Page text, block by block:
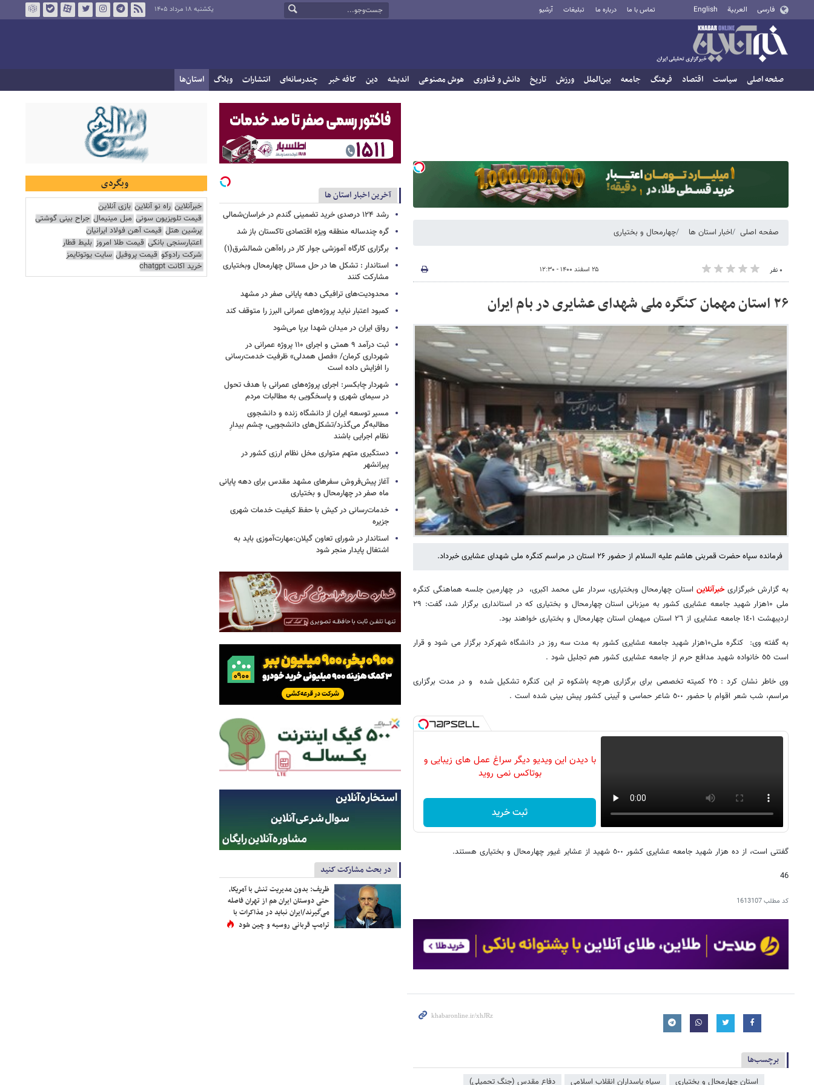
فارسی العربية English تماس با ما درباره ما تبلیغات آرشیو یکشنبه ۱۸ مرداد ۱۴۰۵
صفحه اصلی سیاست اقتصاد فرهنگ جامعه بین‌الملل ورزش تاریخ دانش و فناوری هوش مصنوعی اندیشه دین کافه خبر چندرسانه‌ای انتشارات وبلاگ استان‌ها
صفحه اصلی اخبار استان ها چهارمحال و بختیاری
۰ نفر ۲۵ اسفند ۱۴۰۰ - ۱۲:۳۰
۲۶ استان مهمان کنگره ملی شهدای عشایری در بام ایران
فرمانده سپاه حضرت قمربنی هاشم علیه السلام از حضور ۲۶ استان در مراسم کنگره ملی شهدای عشایری خبرداد.
به گزارش خبرگزاریخبرآنلاین استان چهارمحال وبختیاری، سردار علی محمد اکبری، در چهارمین جلسه هماهنگی کنگره
ملی ۱۰هزار شهید جامعه عشایری کشور به میزبانی استان چهارمحال و بختیاری که در استانداری برگزار شد، گفت: ٢٩
اردیبهشت ١٤٠١ جامعه عشایری از ٢٦ استان میهمان استان چهارمحال و بختیاری خواهند بود.
به گفته وی: کنگره ملی۱۰هزار شهید جامعه عشایری کشور به مدت سه روز در دانشگاه شهرکرد برگزار می شود و قرار
است ٥٥ خانواده شهید مدافع حرم از جامعه عشایری کشور هم تجلیل شود .
وی خاطر نشان کرد : ٢٥ کمیته تخصصی برای برگزاری هرچه باشکوه تر این کنگره تشکیل شده و در مدت برگزاری
مراسم، شب شعر اقوام با حضور ٥٠٠ شاعر حماسی و آیینی کشور پیش بینی شده است .
با دیدن این ویدیو دیگر سراغ عمل های زیبایی و
بوتاکس نمی روید
ثبت خرید
گفتنی است، از ده هزار شهید جامعه عشایری کشور ٥٠٠ شهید از عشایر غیور چهارمحال و بختیاری هستند.
46
کد مطلب1613107
برچسب‌ها
استان چهارمحال و بختیاری سپاه پاسداران انقلاب اسلامی
دفاع مقدس (جنگ تحمیلی)
آخرین اخبار استان ها
رشد ۱۲۴ درصدی خرید تضمینی گندم در خراسان‌شمالی
گره چندساله منطقه ویژه اقتصادی تاکستان باز شد
برگزاری کارگاه آموزشی جوار کار در راه‌آهن شمالشرق(۱)
استاندار : تشکل ها در حل مسائل چهارمحال وبختیاری
مشارکت کنند
محدودیت‌های ترافیکی دهه پایانی صفر در مشهد
کمبود اعتبار نباید پروژه‌های عمرانی البرز را متوقف کند
رواق ایران در میدان شهدا برپا می‌شود
ثبت درآمد ۹ همتی و اجرای ۱۱۰ پروژه عمرانی در
شهرداری کرمان/ «فصل همدلی» ظرفیت خدمت‌رسانی
را افزایش داده است
شهردار چابکسر: اجرای پروژه‌های عمرانی با هدف تحول
در سیمای شهری و پاسخگویی به مطالبات مردم
مسیر توسعه ایران از دانشگاه زنده و دانشجوی
مطالبه‌گر می‌گذرد/تشکل‌های دانشجویی، چشم بیدارِ
نظام اجرایی باشند
دستگیری متهم متواری مخل نظام ارزی کشور در
پیرانشهر
آغاز پیش‌فروش سفرهای مشهد مقدس برای دهه پایانی
ماه صفر در چهارمحال و بختیاری
خدمات‌رسانی در کیش با حفظ کیفیت خدمات شهری
جزیره
استاندار در شورای تعاون گیلان:مهارت‌آموزی باید به
اشتغال پایدار منجر شود
در بحث مشارکت کنید
ظریف: بدون مدیریت تنش با آمریکا،
حتی دوستان ایران هم از تهران فاصله
می‌گیرند/ایران نباید در مذاکرات با
ترامپ قربانی روسیه و چین شود
وبگردی
خبرآنلاین راه نو آنلاین بازی آنلاین
قیمت تلویزیون سونی مبل مینیمال جراح بینی گوشتی
پرشین هتل قیمت آهن فولاد ایرانیان
اعتبارسنجی بانکی قیمت طلا امروز بلیط قطار
شرکت رادوکو قیمت پروفیل سایت یوتوتایمز
خرید اکانت chatgpt